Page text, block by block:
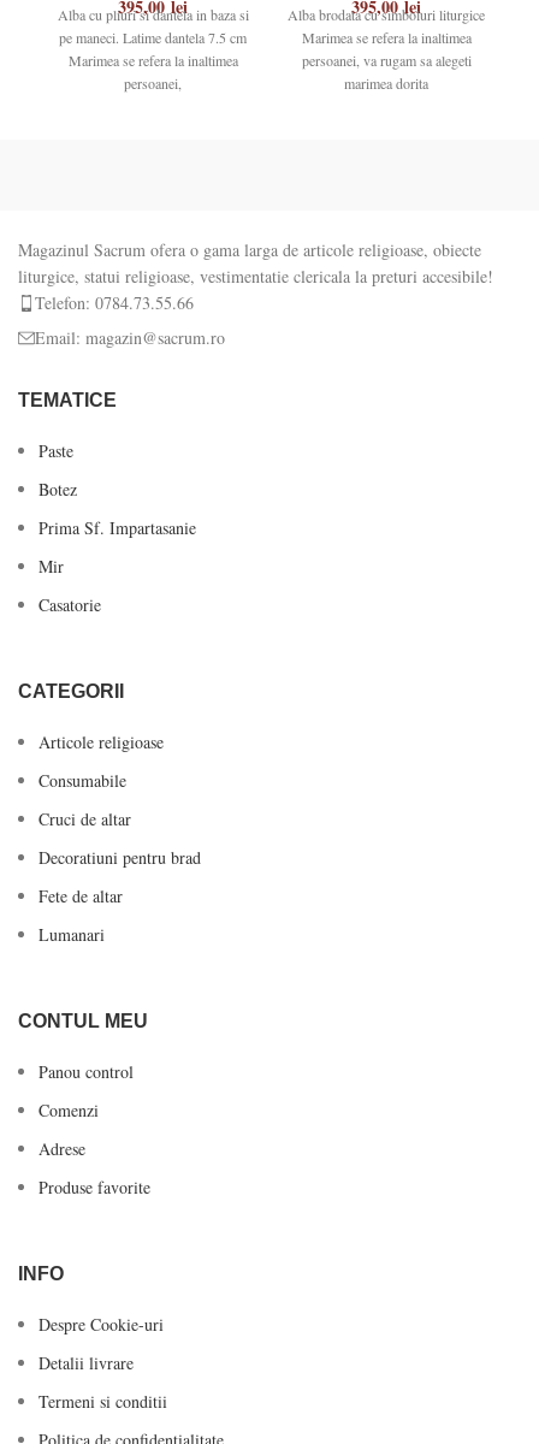
395,00lei
Alba cu pliuri si dantela in baza si
pe maneci. Latime dantela 7.5 cm
Marimea se refera la inaltimea
persoanei,
395,00lei
Alba brodata cu simboluri liturgice
Marimea se refera la inaltimea
persoanei, va rugam sa alegeti
marimea dorita
Magazinul Sacrum ofera o gama larga de articole religioase, obiecte
liturgice, statui religioase, vestimentatie clericala la preturi accesibile!
Telefon: 0784.73.55.66
Email: magazin@sacrum.ro
TEMATICE
Paste
Botez
Prima Sf. Impartasanie
Mir
Casatorie
CATEGORII
Articole religioase
Consumabile
Cruci de altar
Decoratiuni pentru brad
Fete de altar
Lumanari
CONTUL MEU
Panou control
Comenzi
Adrese
Produse favorite
INFO
Despre Cookie-uri
Detalii livrare
Termeni si conditii